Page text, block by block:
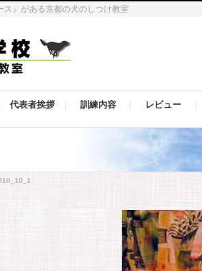
』がある京都の犬のしつけ教室
代表者挨拶 訓練内容 レビュー